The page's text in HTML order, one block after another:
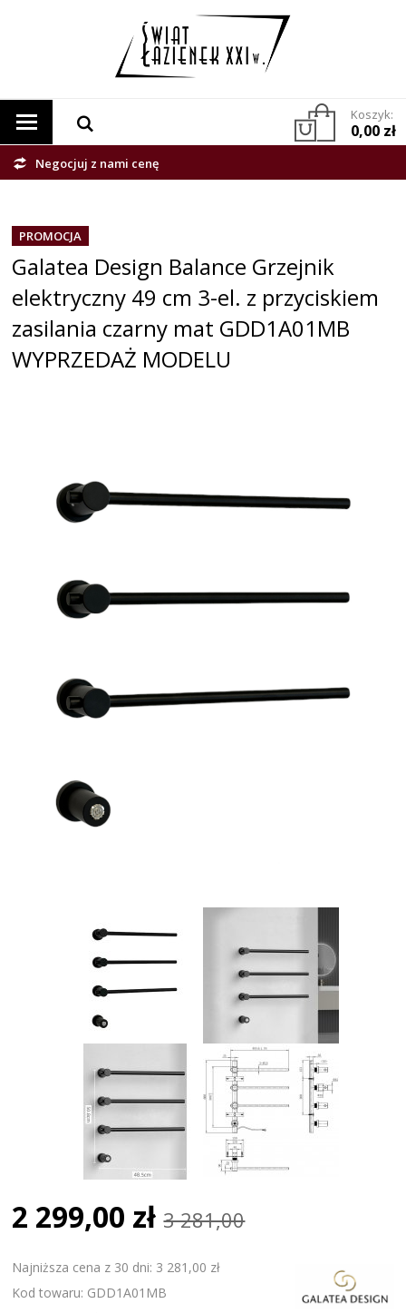
Koszyk:
0,00 zł
Negocjuj z nami cenę
PROMOCJA
Galatea Design Balance Grzejnik
elektryczny 49 cm 3-el. z przyciskiem
zasilania czarny mat GDD1A01MB
WYPRZEDAŻ MODELU
2 299,00 zł 3 281,00
Najniższa cena z 30 dni: 3 281,00 zł
Kod towaru: GDD1A01MB